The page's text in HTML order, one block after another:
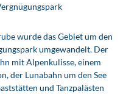
wurde das Gebiet um den
umgewandelt. Der
mit Alpenkulisse, einem
der Lunabahn um den See
und Tanzpalästen